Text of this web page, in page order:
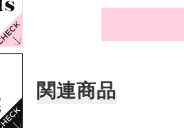
関連商品